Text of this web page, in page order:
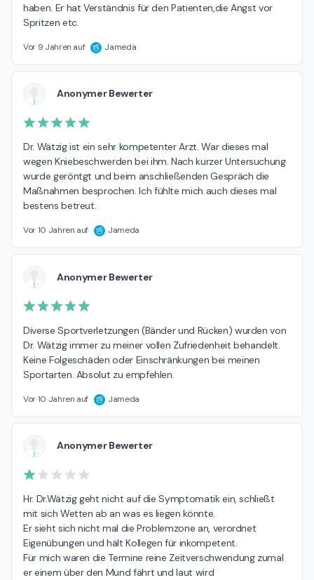
haben. Er hat Verständnis für den Patienten,die Angst vor
Spritzen etc.
Vor 9 Jahren auf Jameda
Anonymer Bewerter
Dr. Wätzig ist ein sehr kompetenter Arzt. War dieses mal
wegen Kniebeschwerden bei ihm. Nach kurzer Untersuchung
wurde geröntgt und beim anschließenden Gespräch die
Maßnahmen besprochen. Ich fühlte mich auch dieses mal
bestens betreut.
Vor 10 Jahren auf Jameda
Anonymer Bewerter
Diverse Sportverletzungen (Bänder und Rücken) wurden von
Dr. Wätzig immer zu meiner vollen Zufriedenheit behandelt.
Keine Folgeschäden oder Einschränkungen bei meinen
Sportarten. Absolut zu empfehlen.
Vor 10 Jahren auf Jameda
Anonymer Bewerter
Hr. Dr.Wätzig geht nicht auf die Symptomatik ein, schließt
mit sich Wetten ab an was es liegen könnte.
Er sieht sich nicht mal die Problemzone an, verordnet
Eigenübungen und hält Kollegen für inkompetent.
Für mich waren die Termine reine Zeitverschwendung zumal
er einem über den Mund fährt und laut wird